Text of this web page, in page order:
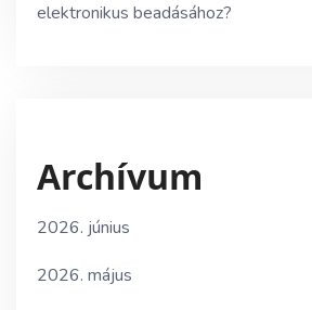
elektronikus beadásához?
Archívum
2026. június
2026. május